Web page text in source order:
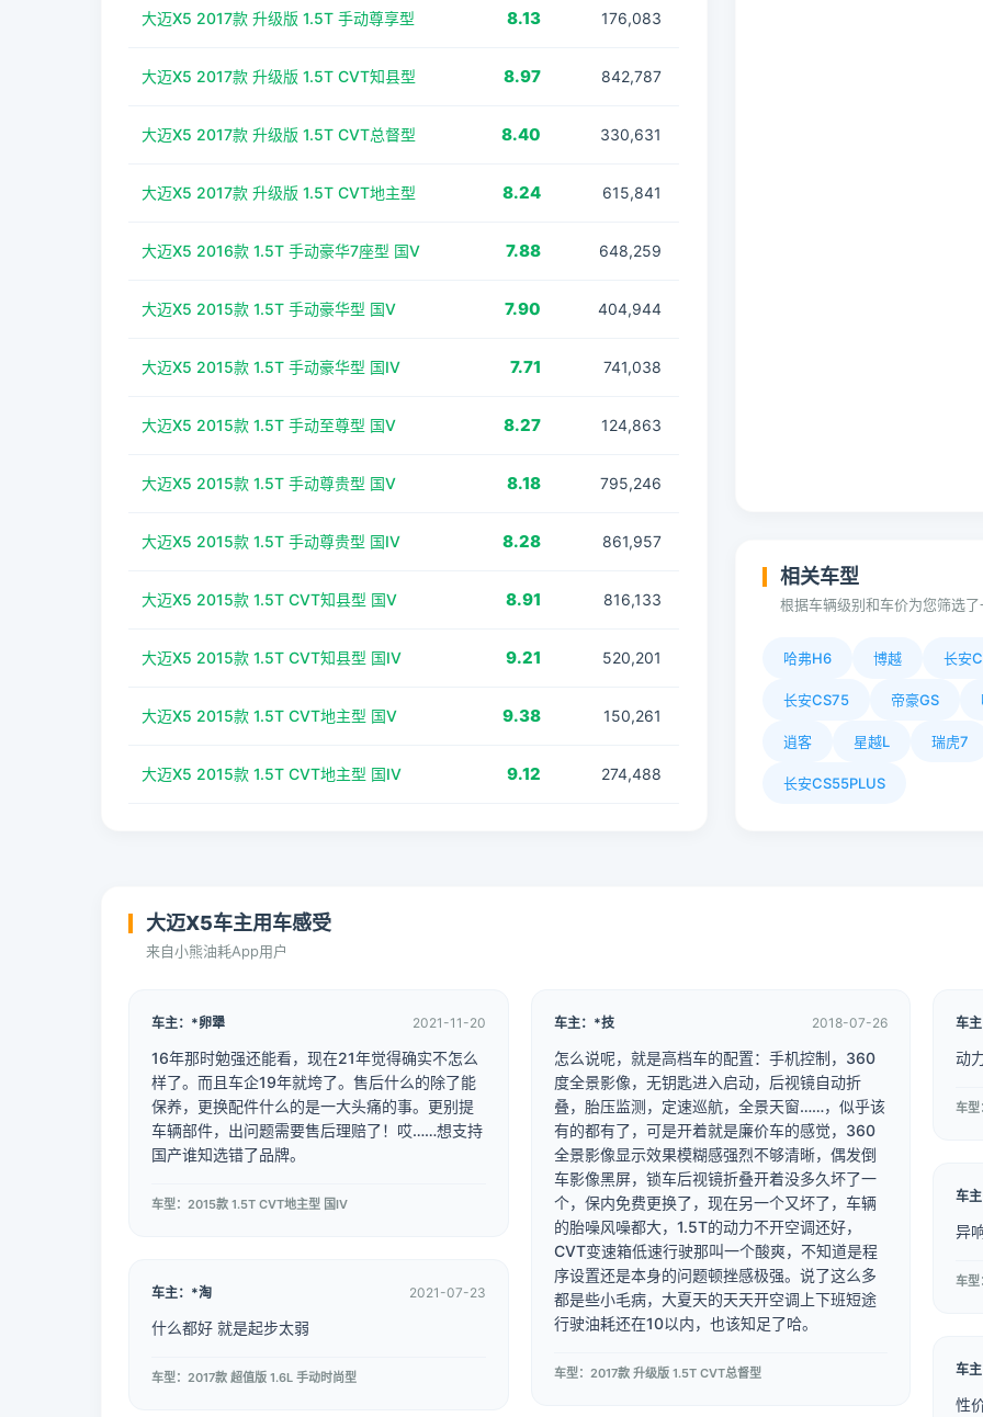
大迈X5 2017款 升级版 1.5T 手动尊享型 8.13 176,083
大迈X5 2017款 升级版 1.5T CVT知县型 8.97 842,787
大迈X5 2017款 升级版 1.5T CVT总督型 8.40 330,631
大迈X5 2017款 升级版 1.5T CVT地主型 8.24 615,841
大迈X5 2016款 1.5T 手动豪华7座型 国V 7.88 648,259
大迈X5 2015款 1.5T 手动豪华型 国V 7.90 404,944
大迈X5 2015款 1.5T 手动豪华型 国IV 7.71 741,038
大迈X5 2015款 1.5T 手动至尊型 国V 8.27 124,863
大迈X5 2015款 1.5T 手动尊贵型 国V 8.18 795,246
大迈X5 2015款 1.5T 手动尊贵型 国IV 8.28 861,957
大迈X5 2015款 1.5T CVT知县型 国V 8.91 816,133
大迈X5 2015款 1.5T CVT知县型 国IV 9.21 520,201
大迈X5 2015款 1.5T CVT地主型 国V 9.38 150,261
大迈X5 2015款 1.5T CVT地主型 国IV 9.12 274,488
相关车型
根据车辆级别和车价为您筛选
哈弗H6 博越 长安
长安CS75 帝豪GS
逍客 星越L 瑞虎7
长安CS55PLUS
大迈X5车主用车感受
来自小熊油耗App用户
车主：*卵犟 2021-11-20
16年那时勉强还能看，现在21年觉得确实不怎么
样了。而且车企19年就垮了。售后什么的除了能
保养，更换配件什么的是一大头痛的事。更别提
车辆部件，出问题需要售后理赔了！哎……想支持
国产谁知选错了品牌。
车型：2015款 1.5T CVT地主型 国IV
车主：*淘 2021-07-23
什么都好 就是起步太弱
车型：2017款 超值版 1.6L 手动时尚型
车主：*技 2018-07-26
怎么说呢，就是高档车的配置：手机控制，360
度全景影像，无钥匙进入启动，后视镜自动折
叠，胎压监测，定速巡航，全景天窗……，似乎该
有的都有了，可是开着就是廉价车的感觉，360
全景影像显示效果模糊感强烈不够清晰，偶发倒
车影像黑屏，锁车后视镜折叠开着没多久坏了一
个，保内免费更换了，现在另一个又坏了，车辆
的胎噪风噪都大，1.5T的动力不开空调还好，
CVT变速箱低速行驶那叫一个酸爽，不知道是程
序设置还是本身的问题顿挫感极强。说了这么多
都是些小毛病，大夏天的天天开空调上下班短途
行驶油耗还在10以内，也该知足了哈。
车型：2017款 升级版 1.5T CVT总督型
车
动
车型
车
异
车型
车
性